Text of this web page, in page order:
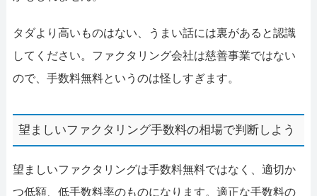
タダより高いものはない、うまい話には裏があると認識
してください。ファクタリング会社は慈善事業ではない
ので、手数料無料というのは怪しすぎます。
望ましいファクタリング手数料の相場で判断しよう
望ましいファクタリングは手数料無料ではなく、適切か
つ低額、低手数料率のものになります。適正な手数料の